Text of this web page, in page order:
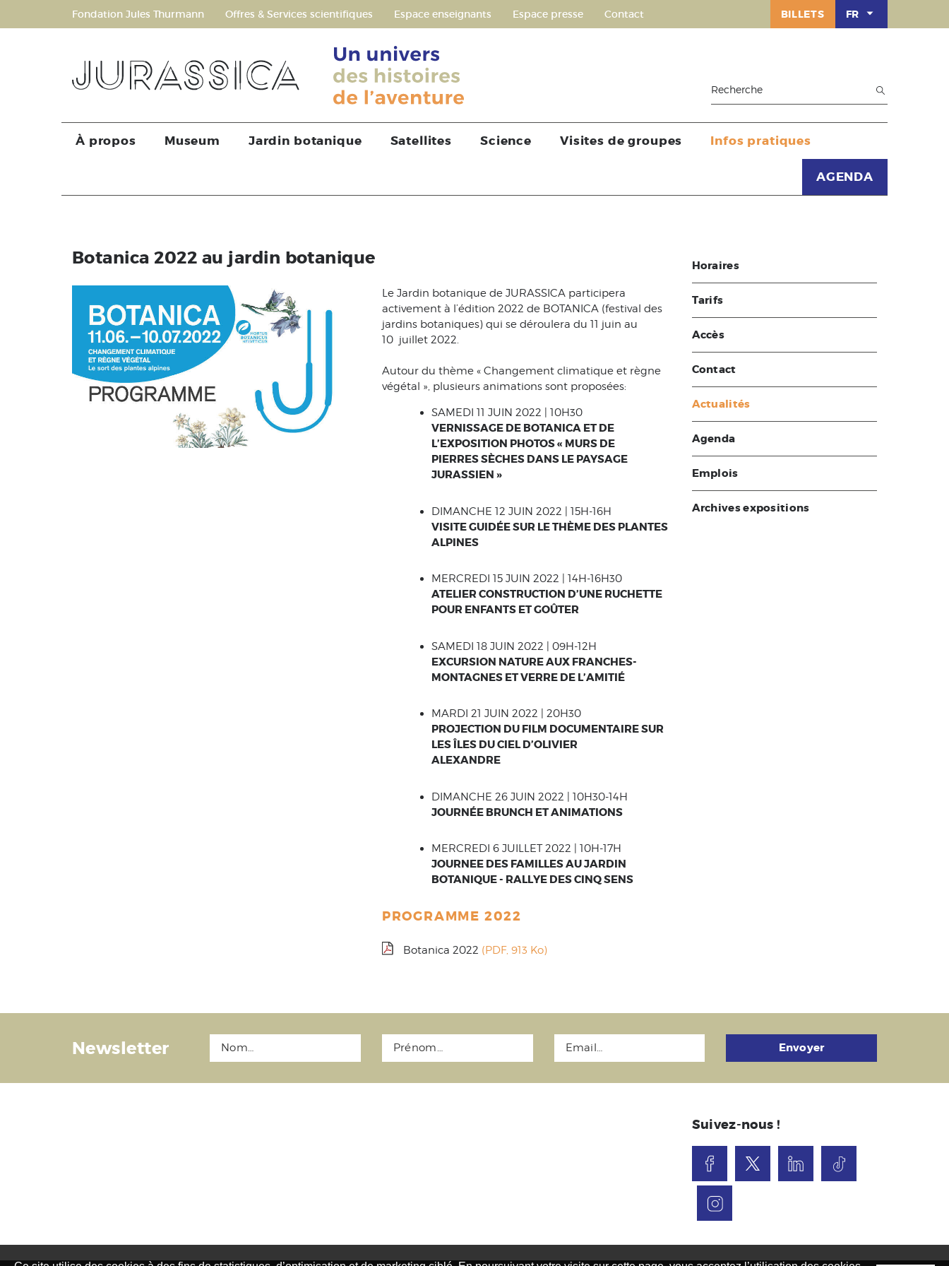
Fondation Jules Thurmann Offres & Services scientifiques Espace enseignants Espace presse Contact FR
BILLETS
À propos Museum Jardin botanique Satellites Science Visites de groupes Infos pratiques
AGENDA
Botanica 2022 au jardin botanique
Le Jardin botanique de JURASSICA participera
activement à l’édition 2022 de BOTANICA (festival des
jardins botaniques) qui se déroulera du 11 juin au
10 juillet 2022.
Autour du thème « Changement climatique et règne
végétal », plusieurs animations sont proposées:
SAMEDI 11 JUIN 2022 | 10H30
VERNISSAGE DE BOTANICA ET DE
L’EXPOSITION PHOTOS « MURS DE
PIERRES SÈCHES DANS LE PAYSAGE
JURASSIEN »
DIMANCHE 12 JUIN 2022 | 15H-16H
VISITE GUIDÉE SUR LE THÈME DES PLANTES
ALPINES
MERCREDI 15 JUIN 2022 | 14H-16H30
ATELIER CONSTRUCTION D’UNE RUCHETTE
POUR ENFANTS ET GOÛTER
SAMEDI 18 JUIN 2022 | 09H-12H
EXCURSION NATURE AUX FRANCHES-
MONTAGNES ET VERRE DE L’AMITIÉ
MARDI 21 JUIN 2022 | 20H30
PROJECTION DU FILM DOCUMENTAIRE SUR
LES ÎLES DU CIEL D’OLIVIER
ALEXANDRE
DIMANCHE 26 JUIN 2022 | 10H30-14H
JOURNÉE BRUNCH ET ANIMATIONS
MERCREDI 6 JUILLET 2022 | 10H-17H
JOURNEE DES FAMILLES AU JARDIN
BOTANIQUE - RALLYE DES CINQ SENS
PROGRAMME 2022
Botanica 2022 (PDF, 913 Ko)
Horaires
Tarifs
Accès
Contact
Actualités
Agenda
Emplois
Archives expositions
Newsletter Envoyer
Suivez-nous !